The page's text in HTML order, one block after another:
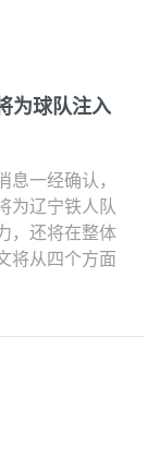
为球队注入
一经确认，
为辽宁铁人队
，还将在整体
将从四个方面